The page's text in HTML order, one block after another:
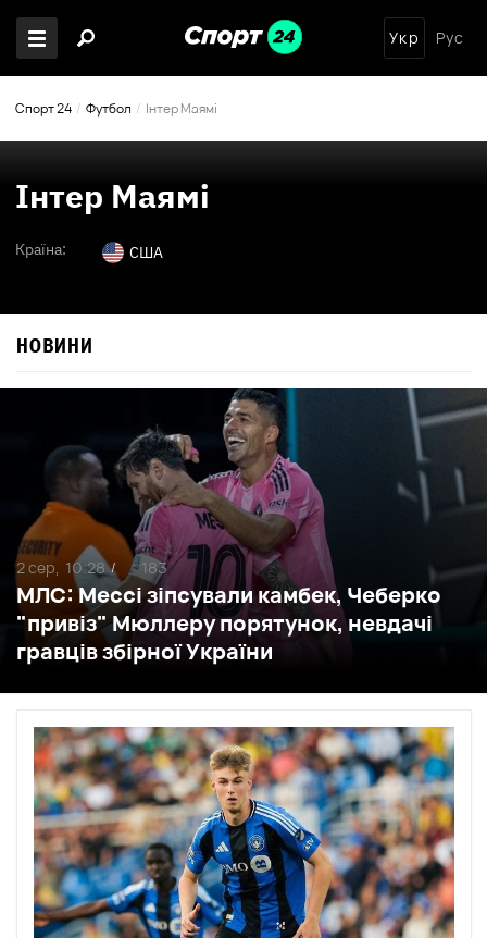
Укр Рус
Спорт 24 Футбол Інтер Маямі
Інтер Маямі
Країна: США
НОВИНИ
МЛС: Мессі зіпсували камбек, Чеберко
"привіз" Мюллеру порятунок, невдачі
гравців збірної України
2 сер, 10:28 / 183